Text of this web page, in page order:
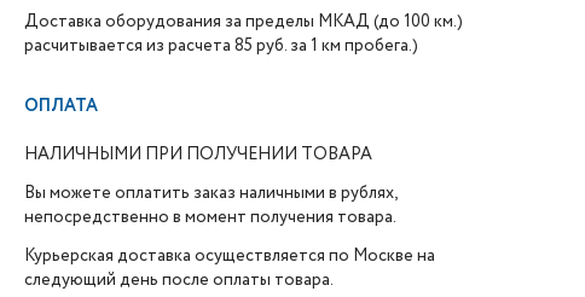
Доставка оборудования за пределы МКАД (до 100 км.)
расчитывается из расчета 85 руб. за 1 км пробега.)
ОПЛАТА
НАЛИЧНЫМИ ПРИ ПОЛУЧЕНИИ ТОВАРА
Вы можете оплатить заказ наличными в рублях,
непосредственно в момент получения товара.
Курьерская доставка осуществляется по Москве на
следующий день после оплаты товара.